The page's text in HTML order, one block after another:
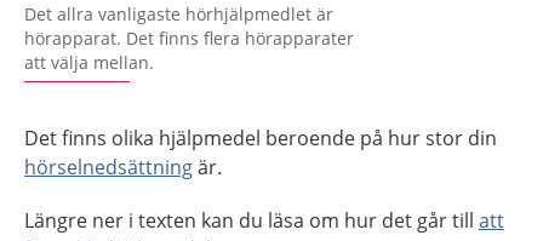
Det allra vanligaste hörhjälpmedlet är
hörapparat. Det finns flera hörapparater
att välja mellan.
Det finns olika hjälpmedel beroende på hur stor din
hörselnedsättningär.
Längre ner i texten kan du läsa om hur det går till att